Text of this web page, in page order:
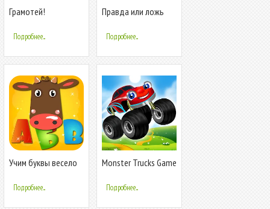
Грамотей!
орфографии
Подробнее...
Правда или ложь
Подробнее...
Учим буквы весело
Подробнее...
Monster Trucks Game
Подробнее...